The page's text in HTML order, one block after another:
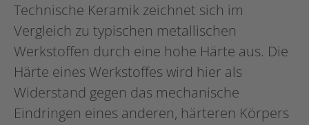
Technische Keramik zeichnet sich im
Vergleich zu typischen metallischen
Werkstoffen durch eine hohe Härte aus. Die
Härte eines Werkstoffes wird hier als
Widerstand gegen das mechanische
Eindringen eines anderen, härteren Körpers